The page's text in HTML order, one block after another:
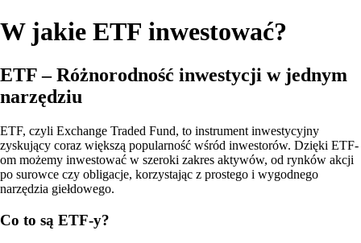
W jakie ETF inwestować?
ETF – Różnorodność inwestycji w jednym
narzędziu
ETF, czyli Exchange Traded Fund, to instrument inwestycyjny
zyskujący coraz większą popularność wśród inwestorów. Dzięki ETF-
om możemy inwestować w szeroki zakres aktywów, od rynków akcji
po surowce czy obligacje, korzystając z prostego i wygodnego
narzędzia giełdowego.
Co to są ETF-y?